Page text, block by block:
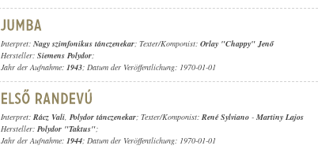
Interpret: Nagy szimfonikus tánczenekar; Texter/Komponist: Orlay "Chappy" Jenő
Hersteller: Siemens Polydor;
Jahr der Aufnahme: 1943; Datum der Veröffentlichung: 1970-01-01
Interpret: Rácz Vali, Polydor tánczenekar; Texter/Komponist: René Sylviano - Martiny Lajos
Hersteller: Polydor "Taktus";
Jahr der Aufnahme: 1944; Datum der Veröffentlichung: 1970-01-01